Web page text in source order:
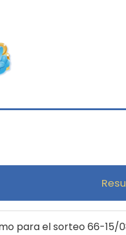
para el sorteo 66-15/